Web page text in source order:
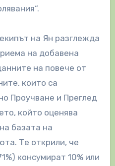
на Ян разглежда
на добавена
на повече от
които са
Проучване и Преглед
който оценява
базата на
Те открили, че
консумират 10% или